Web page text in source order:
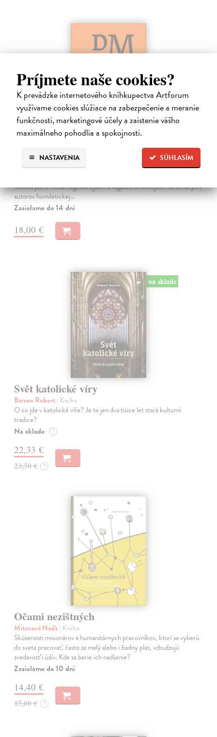
Príjmete naše cookies?
K prevádzke internetového kníhkupectva Artforum
využívame cookies slúžiace na zabezpečenie a meranie
funkčnosti, marketingové účely a zaistenie vášho
maximálneho pohodlia a spokojnosti.
SÚHLASÍM
NASTAVENIA
Dominik Mokoš OFM (1718-1776) a jeho
Škovierová Angela| Kniha
Ide o titul, ktorým naše vydavateľstvo pokračuje v mapovaní
Mokoš patril medzi najplodnejších a najpozoruhodnejších slovenských
autorov homiletickej…
Zasielame do 14 dní
18,00 €
na sklade
Svět katolické víry
Barron Robert| Kniha
O co jde v katolické víře? Je to jen dva tisíce let stará kulturní
tradice?
Na sklade ?
22,33 €
23,50 € ?
Očami nezištných
Mitanová Naďa| Kniha
Skúsenosti misionárov a humanitárnych pracovníkov, ktorí sa vyberú
do sveta pracovať, často za malý alebo i žiadny plat, vzbudzujú
zvedavosť i údiv. Kde sa berie ich nadšenie?
Zasielame do 10 dní
14,40 €
15,00 € ?